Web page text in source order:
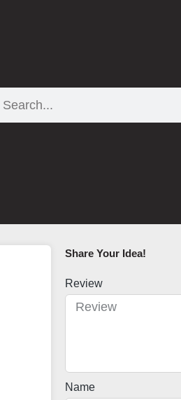
Share Your Idea!​
Review
Name